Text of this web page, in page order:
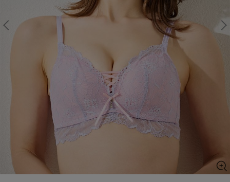
マタニティ ギフトラッピング
サイズからブラを探す
A65 A70 A75
B70 B75 B80
C70 C75 C85
D65 D70
E65 E70 E75 E80 E85
すべてのサイズを表示する